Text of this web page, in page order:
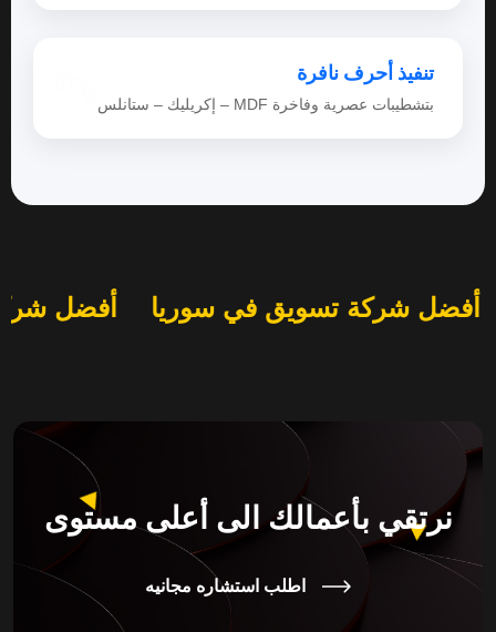
تنفيذ أحرف نافرة
إكريليك – ستانلس – MDF بتشطيبات عصرية وفاخرة
أفضل أفضل شركة تسويق في سوريا
نرتقي بأعمالك الى أعلى مستوى
اطلب استشاره مجانيه